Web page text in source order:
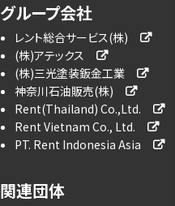
グループ会社
レント総合サービス(株)
(株)アテックス
(株)三光塗装鈑金工業
神奈川石油販売(株)
Rent(Thailand) Co.,Ltd.
Rent Vietnam Co., Ltd.
PT. Rent Indonesia Asia
関連団体